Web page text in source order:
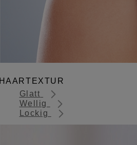
HAARTEXTUR
Glatt
Wellig
Lockig